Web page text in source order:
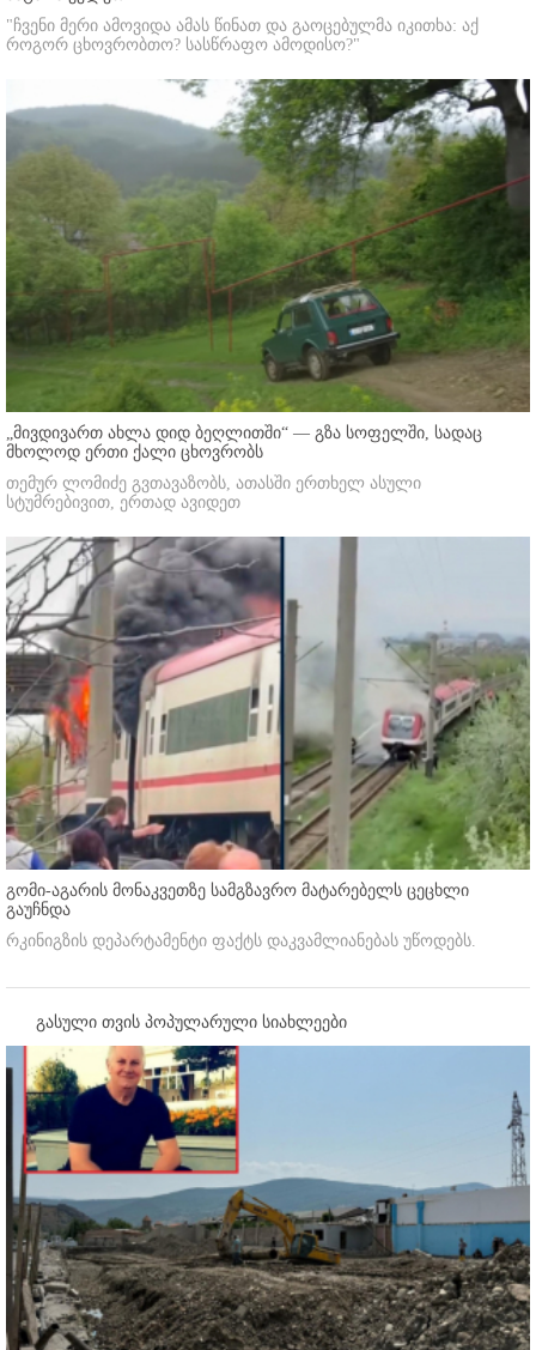
"ჩვენი მერი ამოვიდა ამას წინათ და გაოცებულმა იკითხა: აქ
როგორ ცხოვრობთო? სასწრაფო ამოდისო?"
„მივდივართ ახლა დიდ ბეღლითში“ — გზა სოფელში, სადაც
მხოლოდ ერთი ქალი ცხოვრობს
თემურ ლომიძე გვთავაზობს, ათასში ერთხელ ასული
სტუმრებივით, ერთად ავიდეთ
გომი-აგარის მონაკვეთზე სამგზავრო მატარებელს ცეცხლი
გაუჩნდა
რკინიგზის დეპარტამენტი ფაქტს დაკვამლიანებას უწოდებს.
გასული თვის პოპულარული სიახლეები